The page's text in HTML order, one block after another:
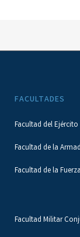
FACULTADES
Facultad del Ejército
Facultad de la
Facultad de la
Facultad Militar